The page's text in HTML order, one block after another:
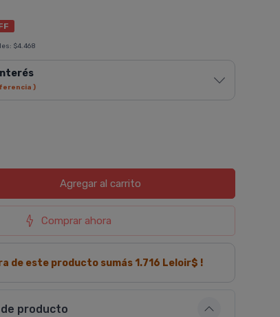
$4.468
)
Agregaral carrito
Comprar ahora
de este producto sumás 1.716 Leloir$ !
producto